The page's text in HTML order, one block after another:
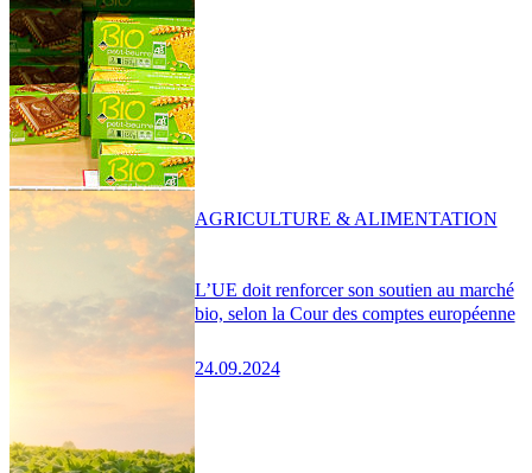
L’UE doit renforcer son soutien au marché
bio, selon la Cour des comptes européenne
24.09.2024
AGRICULTURE & ALIMENTATION